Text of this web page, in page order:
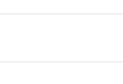
de catamaranes